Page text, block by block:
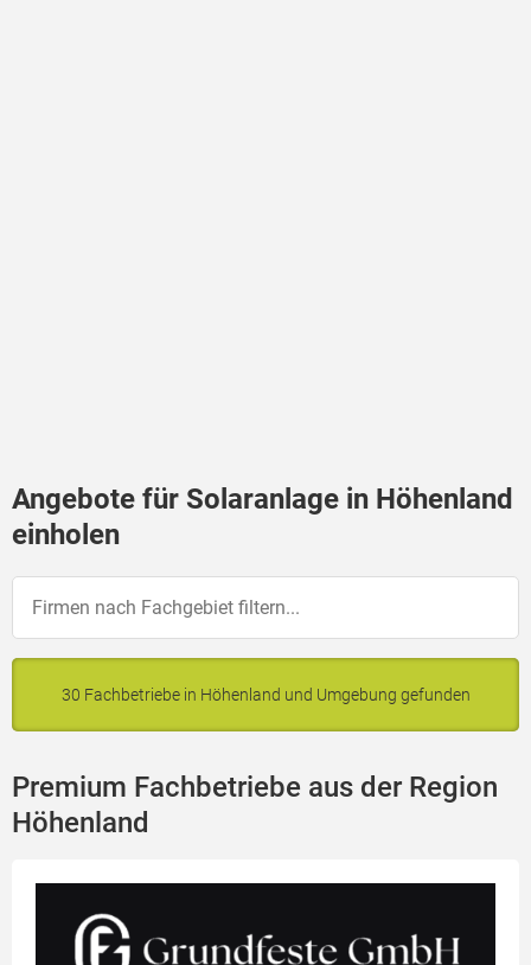
Angebote für Solaranlage in Höhenland
einholen
30 Fachbetriebe in Höhenland und Umgebung gefunden
Premium Fachbetriebe aus der Region
Höhenland